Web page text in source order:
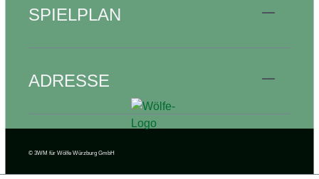
SPIELPLAN
ADRESSE
© 3WM für Wölfe Würzburg GmbH